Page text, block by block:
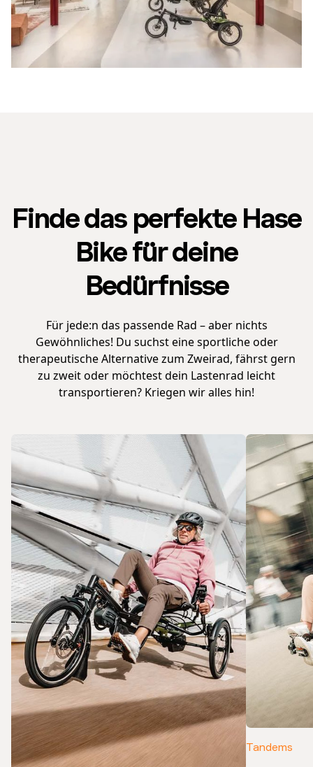
Finde das perfekte Hase
Bike für deine
Bedürfnisse
Für jede:n das passende Rad – aber nichts
Gewöhnliches! Du suchst eine sportliche oder
therapeutische Alternative zum Zweirad, fährst gern
zu zweit oder möchtest dein Lastenrad leicht
transportieren? Kriegen wir alles hin!
Tandems